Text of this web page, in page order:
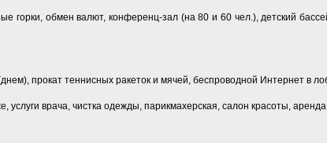
горки, обмен валют, конференц-зал (на 80 и 60 чел.), детский
прокат теннисных ракеток и мячей, беспроводной Интернет в
врача, чистка одежды, парикмахерская, салон красоты,